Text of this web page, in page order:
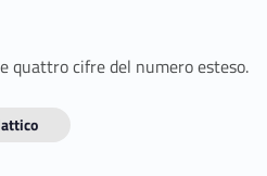
quattro cifre del numero esteso.